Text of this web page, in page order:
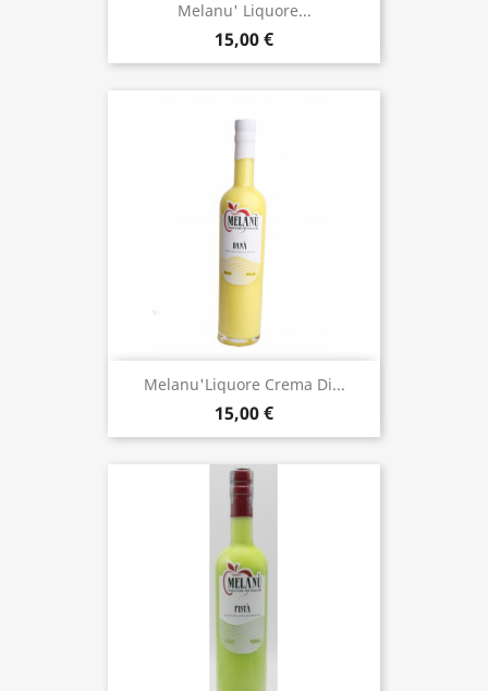
Melanu' Liquore...
15,00 €
Melanu'Liquore Crema Di...
15,00 €